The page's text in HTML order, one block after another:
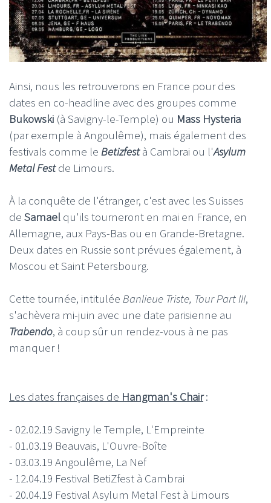
Ainsi, nous les retrouverons en France pour des
dates en co-headline avec des groupes comme
Bukowski (à Savigny-le-Temple) ou Mass Hysteria
(par exemple à Angoulême), mais également des
festivals comme le Betizfestà Cambrai ou l'Asylum
Metal Festde Limours.
À la conquête de l'étranger, c'est avec les Suisses
de Samael qu'ils tourneront en mai en France, en
Allemagne, aux Pays-Bas ou en Grande-Bretagne.
Deux dates en Russie sont prévues également, à
Moscou et Saint Petersbourg.
Cette tournée, intitulée Banlieue Triste, Tour Part III,
s'achèvera mi-juin avec une date parisienne au
Trabendo, à coup sûr un rendez-vous à ne pas
manquer !
Les dates françaises de Hangman's Chair:
- 02.02.19 Savigny le Temple, L'Empreinte
- 01.03.19 Beauvais, L'Ouvre-Boîte
- 03.03.19 Angoulême, La Nef
- 12.04.19 Festival BetiZfest à Cambrai
- 20.04.19 Festival Asylum Metal Fest à Limours